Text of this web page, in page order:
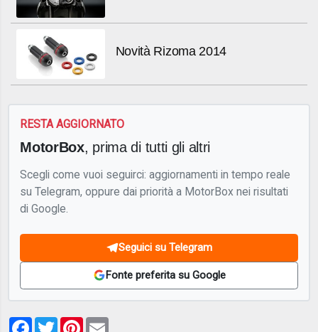
Novità Rizoma 2014
RESTA AGGIORNATO
MotorBox, prima di tutti gli altri
Scegli come vuoi seguirci: aggiornamenti in tempo reale
su Telegram, oppure dai priorità a MotorBox nei risultati
di Google.
Seguici su Telegram
Fonte preferita su Google
Facebook
TwitterPinterest